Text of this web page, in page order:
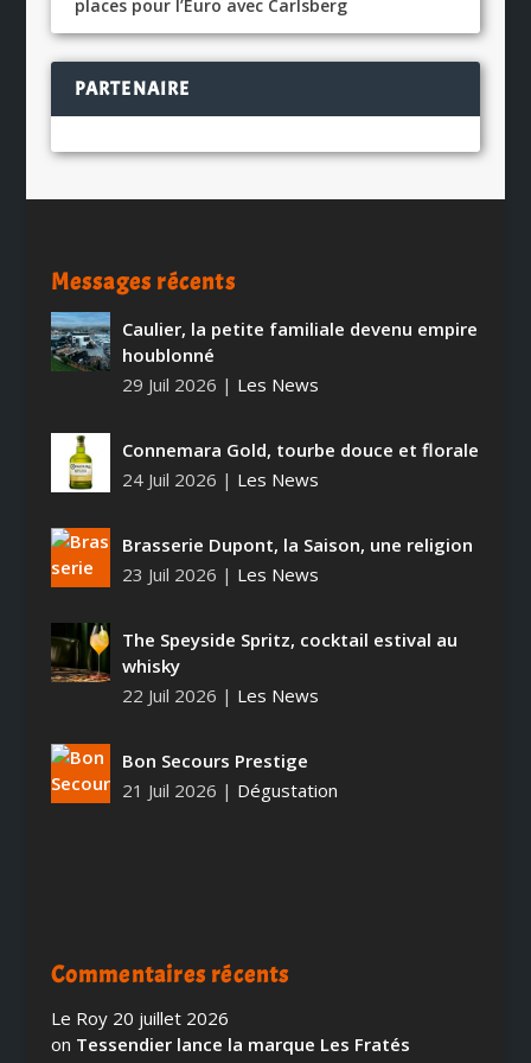
places pour l’Euro avec Carlsberg
PARTENAIRE
Messages récents
Caulier, la petite familiale devenu empire
houblonné
29 Juil 2026 | Les News
Connemara Gold, tourbe douce et florale
24 Juil 2026 | Les News
Brasserie Dupont, la Saison, une religion
23 Juil 2026 | Les News
The Speyside Spritz, cocktail estival au
whisky
22 Juil 2026 | Les News
Bon Secours Prestige
21 Juil 2026 | Dégustation
Commentaires récents
Le Roy 20 juillet 2026
on Tessendier lance la marque Les Fratés